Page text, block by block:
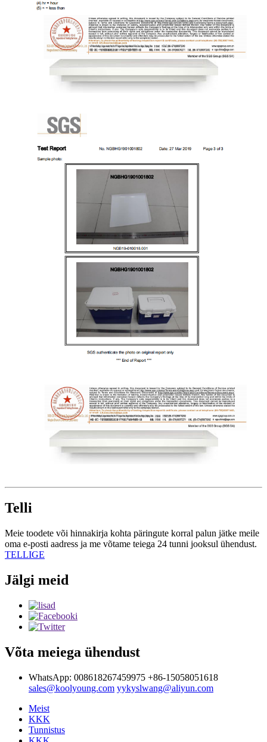
Telli
Meie toodete või hinnakirja kohta päringute korral palun jätke meile
oma e-posti aadress ja me võtame teiega 24 tunni jooksul ühendust.
TELLIGE
Jälgi meid
Võta meiega ühendust
WhatsApp: 008618267459975 +86-15058051618
sales@koolyoung.com yykyslwang@aliyun.com
Meist
KKK
Tunnistus